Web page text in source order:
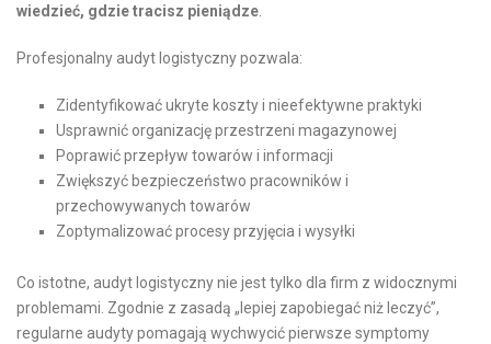
wiedzieć, gdzie tracisz pieniądze.
Profesjonalny audyt logistyczny pozwala:
Zidentyfikować ukryte koszty i nieefektywne praktyki
Usprawnić organizację przestrzeni magazynowej
Poprawić przepływ towarów i informacji
Zwiększyć bezpieczeństwo pracowników i
przechowywanych towarów
Zoptymalizować procesy przyjęcia i wysyłki
Co istotne, audyt logistyczny nie jest tylko dla firm z widocznymi
problemami. Zgodnie z zasadą „lepiej zapobiegać niż leczyć”,
regularne audyty pomagają wychwycić pierwsze symptomy